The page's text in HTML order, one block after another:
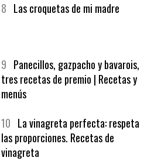
8 Las croquetas de mi madre
9 Panecillos, gazpacho y bavarois,
tres recetas de premio | Recetas y
menús
10 La vinagreta perfecta: respeta
las proporciones. Recetas de
vinagreta